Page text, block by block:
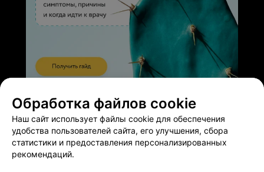
Обработка файлов cookie
Наш сайт использует файлы cookie для обеспечения
удобства пользователей сайта, его улучшения, сбора
статистики и предоставления персонализированных
рекомендаций.